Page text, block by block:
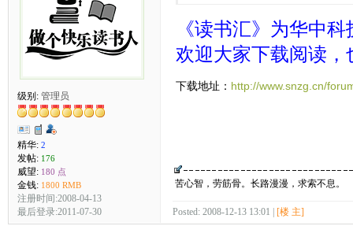
级别: 管理员
精华: 2
发帖: 176
威望: 180 点
金钱: 1800 RMB
注册时间:2008-04-13
最后登录:2011-07-30
《读书汇》为华中
欢迎大家下载阅读，
下载地址： http://www.snzg.cn/
苦心智，劳筋骨。长路漫漫，求索不息。
Posted: 2008-12-13 13:01 | [楼 主]